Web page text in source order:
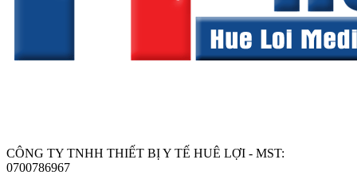
CÔNG TY TNHH THIẾT BỊ Y TẾ HUÊ LỢI - MST:
0700786967